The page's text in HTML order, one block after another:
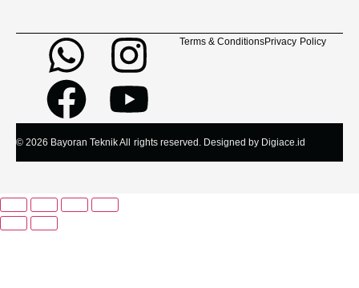
Terms & ConditionsPrivacy Policy
© 2026 Bayoran Teknik All rights reserved. Designed by Digiace.id